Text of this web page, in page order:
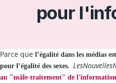
pour
Parce que l’égalité dans les médias
pour l’égalité des sexes,
au "mâle-traitement" de l'information